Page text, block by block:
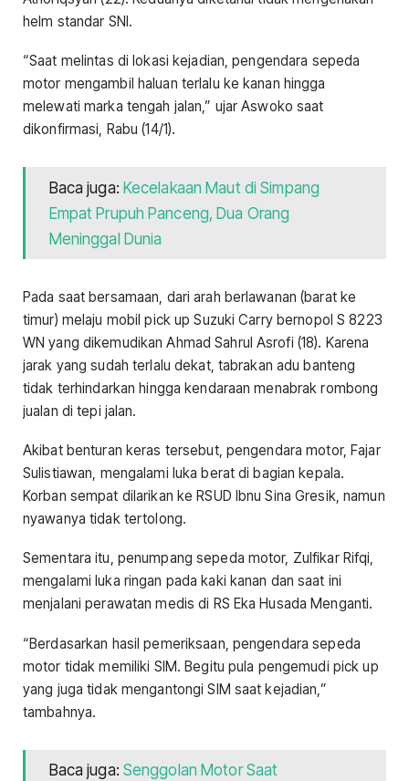
helm standar SNI.
“Saat melintas di lokasi kejadian, pengendara sepeda
motor mengambil haluan terlalu ke kanan hingga
melewati marka tengah jalan,” ujar Aswoko saat
dikonfirmasi, Rabu (14/1).
Baca juga: Kecelakaan Maut di Simpang
Empat Prupuh Panceng, Dua Orang
Meninggal Dunia
Pada saat bersamaan, dari arah berlawanan (barat ke
timur) melaju mobil pick up Suzuki Carry bernopol S 8223
WN yang dikemudikan Ahmad Sahrul Asrofi (18). Karena
jarak yang sudah terlalu dekat, tabrakan adu banteng
tidak terhindarkan hingga kendaraan menabrak rombong
jualan di tepi jalan.
Akibat benturan keras tersebut, pengendara motor, Fajar
Sulistiawan, mengalami luka berat di bagian kepala.
Korban sempat dilarikan ke RSUD Ibnu Sina Gresik, namun
nyawanya tidak tertolong.
Sementara itu, penumpang sepeda motor, Zulfikar Rifqi,
mengalami luka ringan pada kaki kanan dan saat ini
menjalani perawatan medis di RS Eka Husada Menganti.
“Berdasarkan hasil pemeriksaan, pengendara sepeda
motor tidak memiliki SIM. Begitu pula pengemudi pick up
yang juga tidak mengantongi SIM saat kejadian,”
tambahnya.
Baca juga: Senggolan Motor Saat